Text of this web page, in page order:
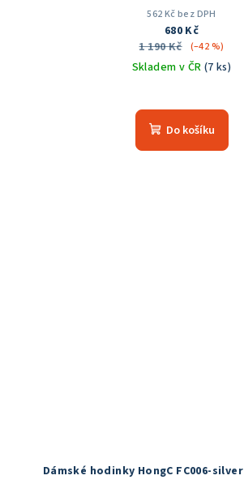
562 Kč bez DPH
680 Kč
1 190 Kč
(–42 %)
Skladem v ČR (7 ks)
hodnocení
produktu
Do košíku
Dámské hodinky HongC FC006-silver